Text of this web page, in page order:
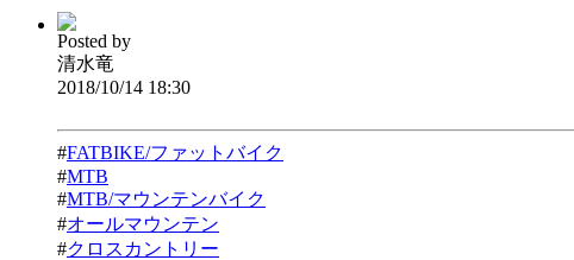
Posted by
清水竜
2018/10/14 18:30
#FATBIKE/ファットバイク
#MTB
#MTB/マウンテンバイク
#オールマウンテン
#クロスカントリー